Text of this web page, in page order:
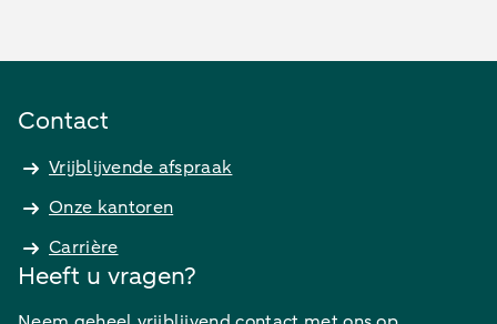
Contact
Vrijblijvende afspraak
Onze kantoren
Carrière
Heeft u vragen?